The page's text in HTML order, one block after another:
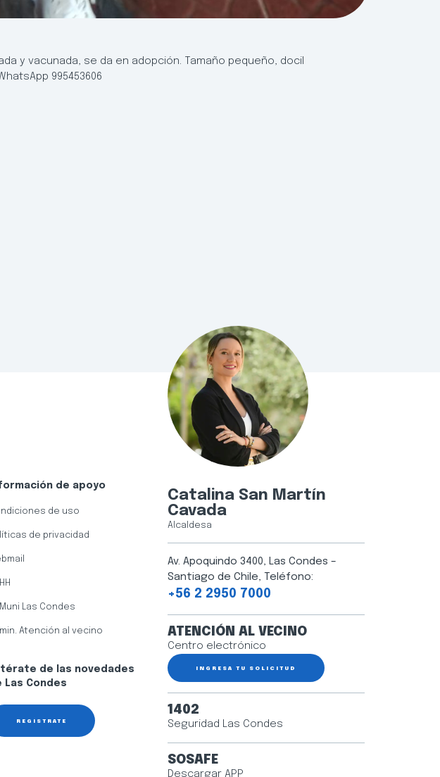
y vacunada, se da en adopción. Tamaño pequeño, docil
995453606
de apoyo
de uso
de privacidad
Muni Las Condes
Atención al vecino
de las novedades
Las Condes
REGÍSTRATE
Catalina San Martín
Cavada
Alcaldesa
Av. Apoquindo 3400, Las Condes –
Santiago de Chile, Teléfono:
+56 2 2950 7000
ATENCIÓN AL VECINO
Centro electrónico
INGRESA TU SOLICITUD
1402
Seguridad Las Condes
SOSAFE
Descargar APP